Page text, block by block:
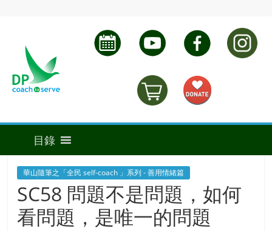
華山隨筆之「全民 self-coach 」系列 - 善用情緒篇
SC58 問題不是問題，如何
看問題，是唯一的問題